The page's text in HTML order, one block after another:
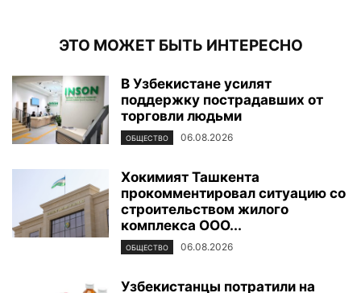
ЭТО МОЖЕТ БЫТЬ ИНТЕРЕСНО
В Узбекистане усилят
поддержку пострадавших от
торговли людьми
ОБЩЕСТВО 06.08.2026
Хокимият Ташкента
прокомментировал ситуацию со
строительством жилого
комплекса ООО...
ОБЩЕСТВО 06.08.2026
Узбекистанцы потратили на